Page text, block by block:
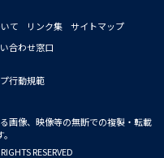
て リンク集
サイトマップ
合わせ窓口
行動規範
画像、映像等の無断での複製・転載
RESERVED